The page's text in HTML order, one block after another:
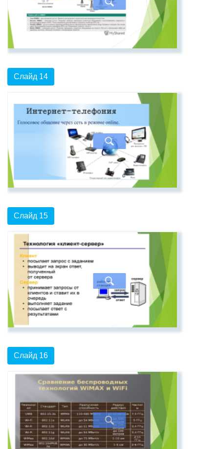
Слайд 14
Слайд 15
Слайд 16